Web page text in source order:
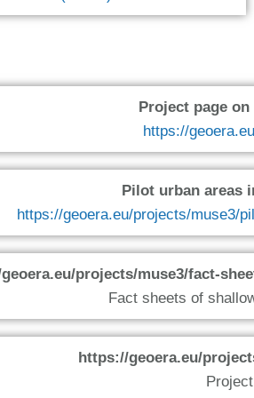
Project page on
https://
Pilot urban areas
https://geoera.eu/projects/muse3/
projects/muse3/fact-
Fact sheets of
https://geoera.eu/